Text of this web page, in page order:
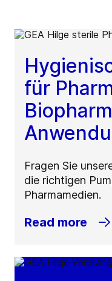
für
Fragen Sie
die richtigen
Pharmamedien.
Read more